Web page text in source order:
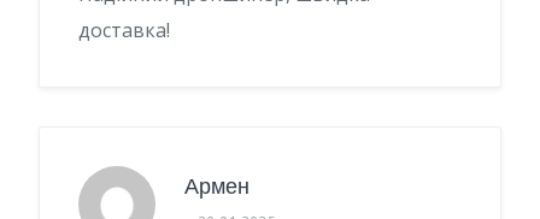
доставка!
Армен